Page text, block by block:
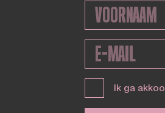
Ik ga